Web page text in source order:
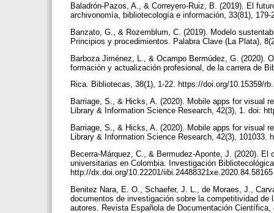
Baladrón-Pazos, A., & Correyero-Ruiz, B. (2019). El
archivonomía, bibliotecología e información, 33(81),
Banzato, G., & Rozemblum, C. (2019). Modelo
Principios y procedimientos. Palabra Clave (La Plata),
Barboza Jiménez, L., & Ocampo Bermúdez, G. (2020).
formación y actualización profesional, de la carrera de
Rica. Bibliotecas, 38(1), 1-22. https://doi.org/10.15359/
Barriage, S., & Hicks, A. (2020). Mobile apps for visual
Library & Information Science Research, 42(3), 1. doi:
Barriage, S., & Hicks, A. (2020). Mobile apps for visual
Library & Information Science Research, 42(3),
Becerra-Márquez, C., & Bermudez-Aponte, J. (2020).
universitarias en Colombia. Investigación
http://dx.doi.org/10.22201/
Benitez Nara, E. O., Schaefer, J. L., de Moraes, J.,
documentos de investigación sobre la competitividad
autores. Revista Española de Documentación